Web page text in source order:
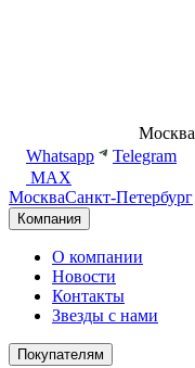
Москва
Whatsapp
Telegram
MAX
МоскваСанкт-Петербург
Компания
О компании
Новости
Контакты
Звезды с нами
Покупателям